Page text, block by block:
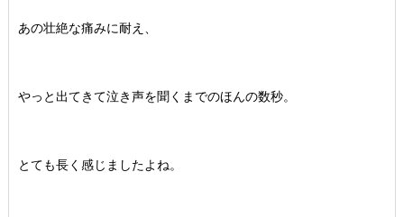
あの壮絶な痛みに耐え、
やっと出てきて泣き声を聞くまでのほんの数秒。
とても長く感じましたよね。